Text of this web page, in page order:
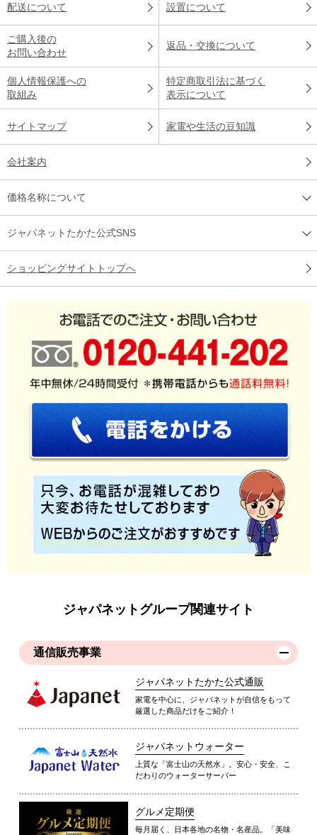
配送について 設置について
ご購入後の
お問い合わせ
返品・交換について
個人情報保護への
取組み
特定商取引法に基づく
表示について
サイトマップ 家電や生活の豆知識
会社案内
価格名称について
ジャパネットたかた公式SNS
ショッピングサイトトップへ
ジャパネットグループ関連サイト
通信販売事業
ジャパネットたかた公式通販
家電を中心に、ジャパネットが自信をもって
厳選した商品だけをご紹介！
ジャパネットウォーター
上質な「富士山の天然水」。安心・安全、こ
だわりのウォーターサーバー
グルメ定期便
毎月届く、日本各地の名物・名産品。「美味